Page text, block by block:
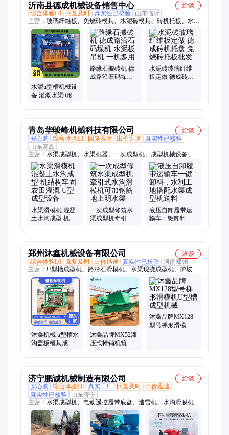
沂南县德成机械设备销售中心
洽谈
综合体验L0
回复及时 真实性已核验
山东临沂
主营： 玻璃纤维板、免烧砖模具、水泥砖模具、砖机托板、水泥
砖运砖车、电瓶叉砖车、空心砖模具、保温砌块模具、面包砖模
具、水泥砖码垛机、空心砖装车机、水泥砖叠板机、砖机上板
机、船板、8字砖模具、植草砖模具、水泥砖收砖机、水泥砖夹
砖机、路沿石码垛机、砖机托板纤维板
水泥u型槽机械设
备 灌溉水渠u形水
路缘石搬砖机 德
成路沿石码垛机
水泥砖玻璃纤维
板定做 德成砖机
青岛华晙峰机械科技有限公司
洽谈
安心购
综合体验L1 回复及时 出价迅速
真实性已核验
山东青岛
主营： 水渠成型机、水渠机器、一次成型机、成型机械设备、边
坡滑膜成型机、边坡路面成型机、斜坡摊铺机、履带运输车、边
沟滑模机、路沿石滑模机
水渠滑模机 混凝
土水沟成型 机结
一次成型修筑水
渠成型机牵引式
液压自卸履带运
输车一键卸料，
郑州沐鑫机械设备有限公司
洽谈
综合体验L0
回复及时 出价迅速 真实性已核验 河南郑州
主营： U型槽成型机、路沿石滑模机、水渠现浇成型机、护坡成
型机
沐鑫机械 u型槽水
沟盖板模具成型
沐鑫品牌MX52液
压式摊铺机筑养
沐鑫品牌MX128
型号梯形滑模机U
济宁鹏诚机械制造有限公司
洽谈
安心购
综合体验L0 真实工厂 回复及时 出价迅速
真实性已核验
山东济宁
主营： 水渠成型机、电动遥控履带底盘、造雪机、水沟滑膜机、
排水沟渠衬砌机、压雪机、旋耕机、人工造雪机、压雪车、远程
喷雪机、旋转喷雪机、履带底盘、简易摊铺机、微挖一体机、人
工降雪机、混凝土镇平机、水旱两用微耕机、简单简易镇平机